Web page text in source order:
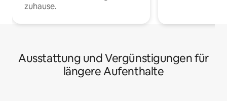
zuhause.
Ausstattung und Vergünstigungen für
längere Aufenthalte